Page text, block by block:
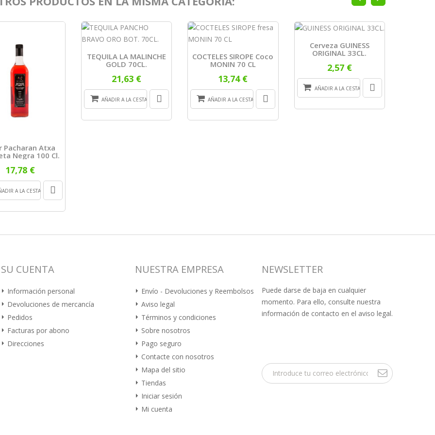
Pacharan Atxa
Negra 100 Cl.
17,78 €
A LA CESTA
TEQUILA LA MALINCHE
GOLD 70CL.
21,63 €
AÑADIR A LA CESTA
COCTELES SIROPE Coco
MONIN 70 CL
13,74 €
AÑADIR A LA CESTA
Cerveza GUINESS
ORIGINAL 33CL.
2,57 €
AÑADIR A LA CESTA
SU CUENTA
Información personal
Devoluciones de mercancía
Pedidos
Facturas por abono
Direcciones
NUESTRA EMPRESA
Envío - Devoluciones y Reembolsos
Aviso legal
Términos y condiciones
Sobre nosotros
Pago seguro
Contacte con nosotros
Mapa del sitio
Tiendas
Iniciar sesión
Mi cuenta
NEWSLETTER
Puede darse de baja en cualquier
momento. Para ello, consulte nuestra
información de contacto en el aviso legal.